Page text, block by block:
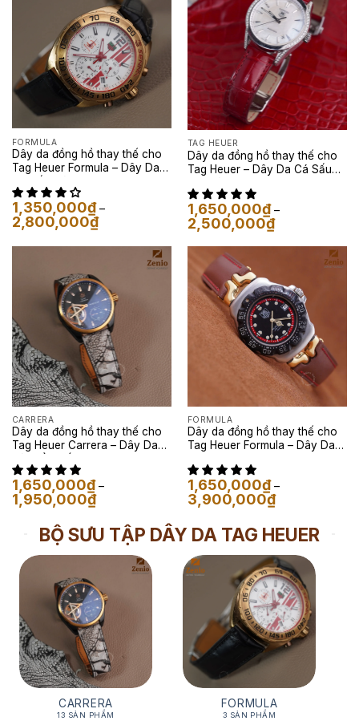
FORMULA
Dây da đồng hồ thay thế cho
Tag Heuer Formula – Dây Da
1,350,000₫ –
2,800,000₫Khoảng
giá:
1,350,000₫
2,800,000₫
TAG HEUER
Dây da đồng hồ thay thế cho
Tag Heuer – Dây Da Cá Sấu
1,650,000₫ –
2,500,000₫Khoảng
giá:
1,650,000₫
2,500,000₫
CARRERA
Dây da đồng hồ thay thế cho
Tag Heuer Carrera – Dây Da
1,650,000₫ –
1,950,000₫Khoảng
giá:
1,650,000₫
đến
1,950,000₫
FORMULA
Dây da đồng hồ thay thế cho
Tag Heuer Formula – Dây Da
1,650,000₫ –
3,900,000₫Khoảng
giá:
1,650,000₫
đến
BỘ SƯU TẬP DÂY DA TAG HEUER
CARRERA
13 SẢN PHẨM
FORMULA
3 SẢN PHẨM